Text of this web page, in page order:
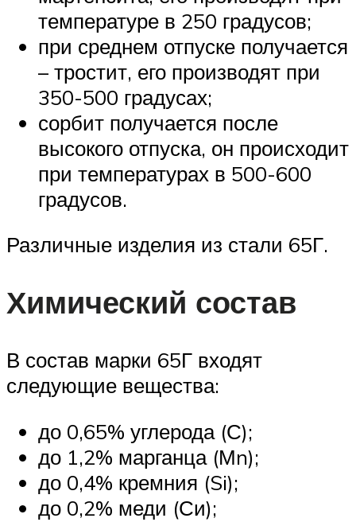
температуре в 250 градусов;
при среднем отпуске получается
– тростит, его производят при
350-500 градусах;
сорбит получается после
высокого отпуска, он происходит
при температурах в 500-600
градусов.
Различные изделия из стали 65Г.
Химический состав
В состав марки 65Г входят
следующие вещества:
до 0,65% углерода (С);
до 1,2% марганца (Мn);
до 0,4% кремния (Si);
до 0,2% меди (Си);